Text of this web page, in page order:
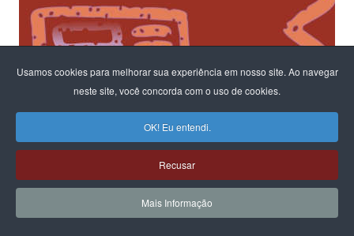
Usamos cookies para melhorar sua experiência em nosso site. Ao navegar
neste site, você concorda com o uso de cookies.
OK! Eu entendi.
Recusar
Mais Informação